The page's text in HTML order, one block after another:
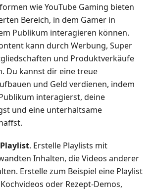
wie YouTube Gaming bieten
Bereich, in dem Gamer in
Publikum interagieren können.
kann durch Werbung, Super
und Produktverkäufe
Du kannst dir eine treue
und Geld verdienen, indem
interagierst, deine
und eine unterhaltsame
. Erstelle Playlists mit
Inhalten, die Videos anderer
Erstelle zum Beispiel eine Playlist
oder Rezept-Demos,